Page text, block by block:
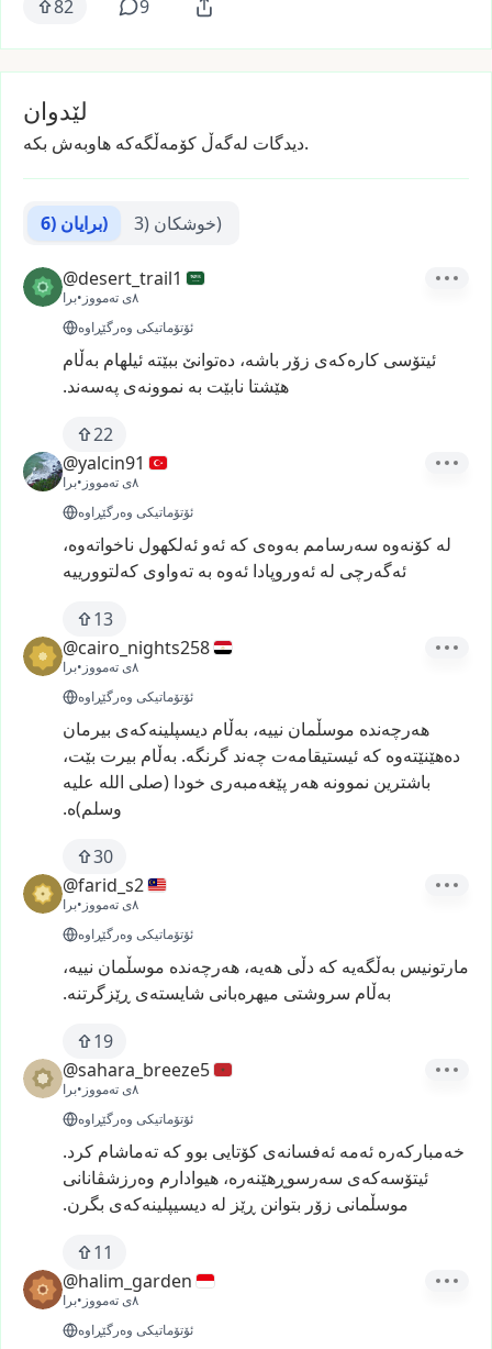
82 9
لێدوان
دیدگات لەگەڵ کۆمەڵگەکە هاوبەش بکە.
برایان(6) خوشکان(3)
@desert_trail1
برا•
٨ی تەمووز
ئۆتۆماتیکی وەرگێڕاوە
ئیتۆسی کارەکەی زۆر باشە، دەتوانێ ببێتە ئیلهام بەڵام
هێشتا نابێت بە نموونەی پەسەند.
22
@yalcin91
برا•
٨ی تەمووز
ئۆتۆماتیکی وەرگێڕاوە
لە کۆنەوە سەرسامم بەوەی کە ئەو ئەلکهول ناخواتەوە،
ئەگەرچی لە ئەوروپادا ئەوە بە تەواوی کەلتوورییە
13
@cairo_nights258
برا•
٨ی تەمووز
ئۆتۆماتیکی وەرگێڕاوە
هەرچەندە موسڵمان نییە، بەڵام دیسپلینەکەی بیرمان
دەهێنێتەوە کە ئیستیقامەت چەند گرنگە. بەڵام بیرت بێت،
باشترین نموونە هەر پێغەمبەری خودا (صلی الله علیه
وسلم)ە.
30
@farid_s2
برا•
٨ی تەمووز
ئۆتۆماتیکی وەرگێڕاوە
مارتونیس بەڵگەیە کە دڵی هەیە، هەرچەندە موسڵمان نییە،
بەڵام سروشتی میهرەبانی شایستەی ڕێزگرتنە.
19
@sahara_breeze5
برا•
٨ی تەمووز
ئۆتۆماتیکی وەرگێڕاوە
خەمبارکەرە ئەمە ئەفسانەی کۆتایی بوو کە تەماشام کرد.
ئیتۆسەکەی سەرسوڕهێنەرە، هیوادارم وەرزشڤانانی
موسڵمانی زۆر بتوانن ڕێز لە دیسیپلینەکەی بگرن.
11
@halim_garden
برا•
٨ی تەمووز
ئۆتۆماتیکی وەرگێڕاوە